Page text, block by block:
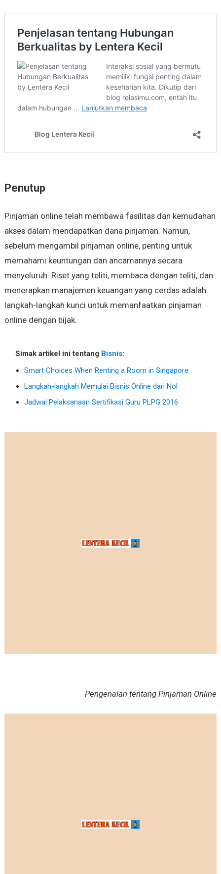
Penutup
Pinjaman online telah membawa fasilitas dan kemudahan
akses dalam mendapatkan dana pinjaman. Namun,
sebelum mengambil pinjaman online, penting untuk
memahami keuntungan dan ancamannya secara
menyeluruh. Riset yang teliti, membaca dengan teliti, dan
menerapkan manajemen keuangan yang cerdas adalah
langkah-langkah kunci untuk memanfaatkan pinjaman
online dengan bijak.
Simak artikel ini tentang Bisnis:
Smart Choices When Renting a Room in Singapore
Langkah-langkah Memulai Bisnis Online dari Nol
Jadwal Pelaksanaan Sertifikasi Guru PLPG 2016
Pengenalan tentang Pinjaman Online